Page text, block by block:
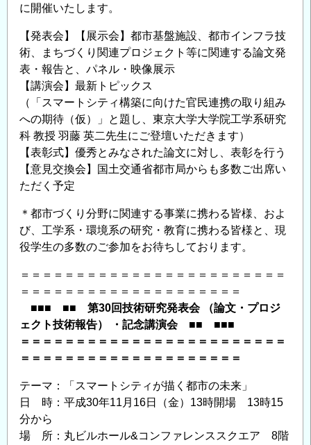
講
演
会」
の
ご
案
内
＜
CPD
単
位
得
可
＞
の
に開催いたします。
【発表会】【展示会】都市基盤施設、都市インフラ技
術、まちづくり関連プロジェクト等に関連する論文発
表・報告と、パネル・映像展示
【講演会】最新トピックス
（「スマートシティ構築に向けた官民連携の取り組み
への期待（仮）」と題し、東京大学大学院工学系研究
科 教授 羽藤 英二先生にご登壇いただきます）
【表彰式】優秀とみなされた論文に対し、表彰を行う
【意見交換会】国土交通省都市局からも多数ご出席い
ただく予定
＊都市づくり分野に関連する事業に携わる皆様、およ
び、工学系・環境系の研究・教育に携わる皆様と、現
役学生の多数のご参加をお待ちしております。
＝＝＝＝＝＝＝＝＝＝＝＝＝＝＝＝＝＝＝＝＝＝＝＝
＝＝＝＝＝＝＝＝＝＝＝＝＝＝＝＝＝＝＝＝
■■■ ■■ 第30回技術研究発表会 （論文・プロジ
ェクト技術報告） ・記念講演会 ■■ ■■■
＝＝＝＝＝＝＝＝＝＝＝＝＝＝＝＝＝＝＝＝＝＝＝＝
＝＝＝＝＝＝＝＝＝＝＝＝＝＝＝＝＝＝＝＝
テーマ：「スマートシティが描く都市の未来」
日 時：平成30年11月16日（金）13時開場 13時15
分から
場 所：丸ビルホール&コンファレンススクエア 8階